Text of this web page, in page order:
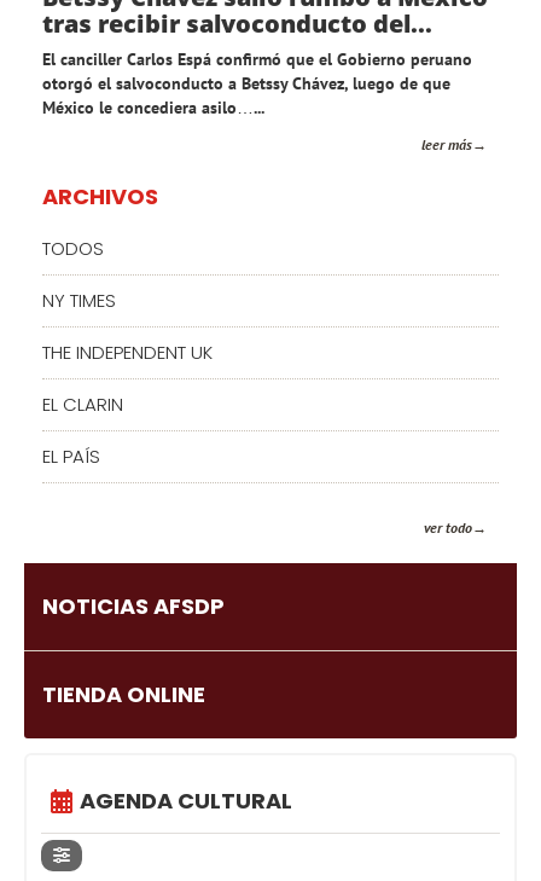
tras recibir salvoconducto del...
El canciller Carlos Espá confirmó que el Gobierno peruano
otorgó el salvoconducto a Betssy Chávez, luego de que
México le concediera asilo…...
leer más
ARCHIVOS
TODOS
NY TIMES
THE INDEPENDENT UK
EL CLARIN
EL PAÍS
ver todo
NOTICIAS AFSDP
TIENDA ONLINE
AGENDA CULTURAL